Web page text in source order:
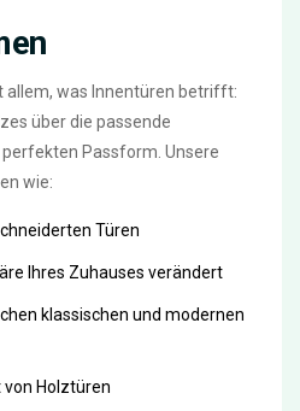
allem, was Innentüren betrifft:
über die passende
Passform. Unsere
wie:
Türen
Ihres Zuhauses verändert
klassischen und modernen
von Holztüren